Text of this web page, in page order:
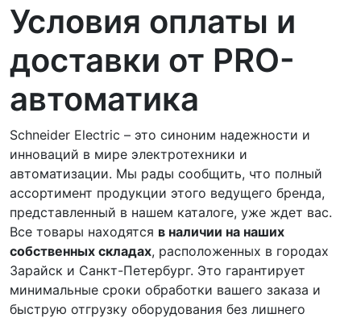
Условия оплаты и
доставки от PRO-
автоматика
Schneider Electric – это синоним надежности и
инноваций в мире электротехники и
автоматизации. Мы рады сообщить, что полный
ассортимент продукции этого ведущего бренда,
представленный в нашем каталоге, уже ждет вас.
Все товары находятся в наличии на наших
собственных складах, расположенных в городах
Зарайск и Санкт-Петербург. Это гарантирует
минимальные сроки обработки вашего заказа и
быструю отгрузку оборудования без лишнего